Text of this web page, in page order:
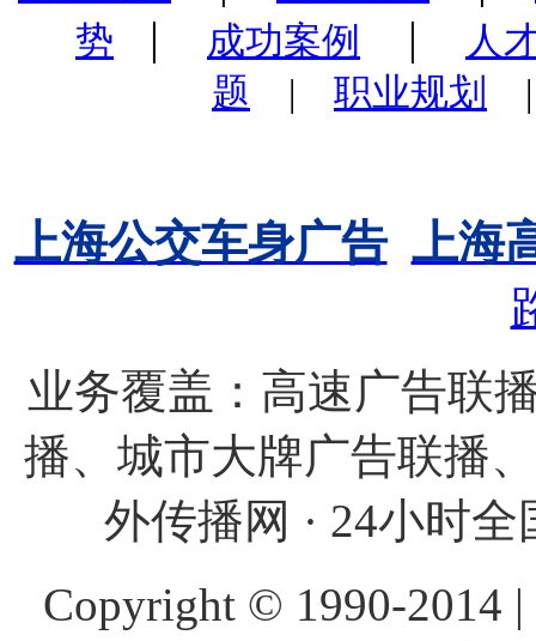
势
| 成功案例 |
人
题 | 职业规划
上海公交车身广告 上海
业务覆盖：高速广告联
播、城市大牌广告联播
外传播网 · 24小时
Copyright © 1990-2014